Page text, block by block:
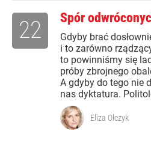
Spór
Gdyby brać
i to zarówno
to powinniśmy się
próby zbrojnego
A gdyby do tego nie
nas dyktatura.
22
Eliza Olczyk